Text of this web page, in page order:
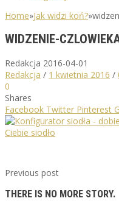
Home»Jak widzi koń?»
WIDZENIE-
Redakcja 2016-04-01
Redakcja / 1 kwietnia 2016 /
0
Shares
Facebook Twitter Pinterest
Previous post
THERE IS NO MORE STORY.